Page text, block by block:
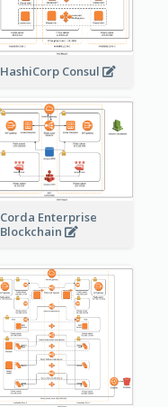
HashiCorp Consul
Corda Enterprise
Blockchain